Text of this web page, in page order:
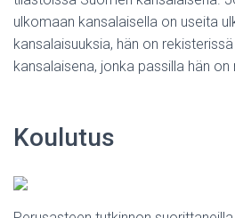
ulkomaan kansalaisella on useita
kansalaisuuksia, hän on
kansalaisena, jonka passilla hän on
Koulutus